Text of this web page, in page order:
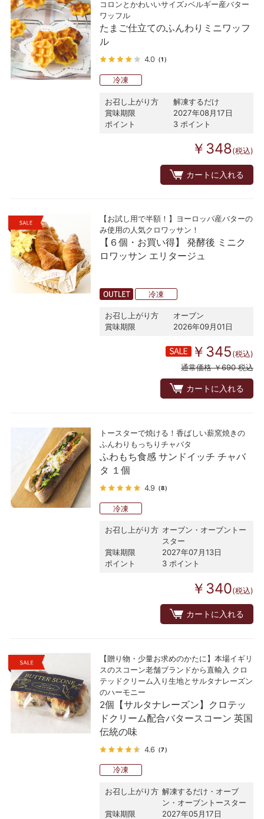
コロンとかわいいサイズ♪ベルギー産バター
ワッフル
たまご仕立てのふんわりミニワッフ
ル
4.0 （1）
冷凍
お召し上がり方
解凍するだけ
賞味期限
2027年08月17日
ポイント
3 ポイント
￥348(税込)
カートに入れる
【お試し用で半額！】ヨーロッパ産バターの
み使用の人気クロワッサン！
【６個・お買い得】 発酵後 ミニク
ロワッサン エリタージュ
冷凍
お召し上がり方
オーブン
賞味期限
2026年09月01日
￥345(税込)
通常価格 ￥690 税込
カートに入れる
トースターで焼ける！香ばしい薪窯焼きの
ふんわりもっちりチャバタ
ふわもち食感 サンドイッチ チャバ
タ １個
4.9 （8）
冷凍
お召し上がり方 オーブン・オーブントー
スター
賞味期限
2027年07月13日
ポイント
3 ポイント
￥340(税込)
カートに入れる
【贈り物・少量お求めのかたに】本場イギリ
スのスコーン老舗ブランドから直輸入 クロ
テッドクリーム入り生地とサルタナレーズン
のハーモニー
2個【サルタナレーズン】クロテッ
ドクリーム配合バタースコーン 英国
伝統の味
4.6 （7）
冷凍
お召し上がり方 解凍するだけ・オーブ
ン・オーブントースター
賞味期限
2027年05月17日